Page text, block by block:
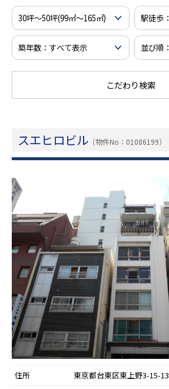
こだわり検索
スエヒロビル （物件No：01086199）
住所
東京都台東区東上野3-15-13